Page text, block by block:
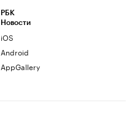
РБК
Новости
iOS
Android
AppGallery